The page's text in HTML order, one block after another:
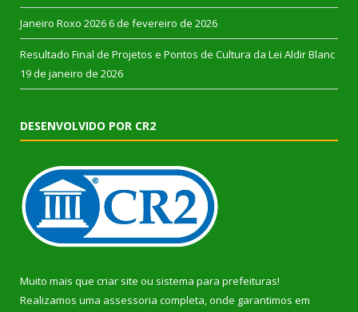
Janeiro Roxo 2026 6 de fevereiro de 2026
Resultado Final de Projetos e Pontos de Cultura da Lei Aldir Blanc
19 de janeiro de 2026
DESENVOLVIDO POR CR2
Muito mais que criar site ou sistema para prefeituras!
Realizamos uma assessoria completa, onde garantimos em